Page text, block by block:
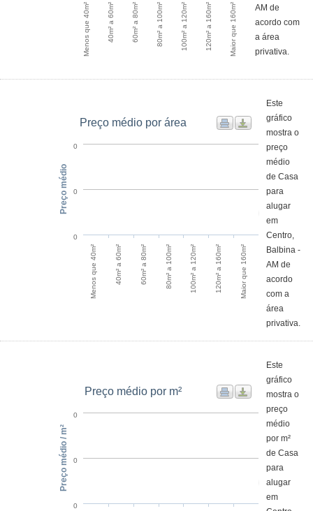
Menos que 40m² 40m² a 60m² 60m² a 80m² 80m² a 100m² 100m² a 120m² 120m² a 160m² Maior que 160m²
AM de
acordo com
a área
privativa.
Preço médio por área
Menos que 40m² 40m² a 60m² 60m² a 80m² 80m² a 100m² 100m² a 120m² 120m² a 160m² Maior que 160m²
0
0
0
Preço médio
Este
gráfico
mostra o
preço
médio
de Casa
para
alugar
em
Centro,
Balbina -
AM de
acordo
com a
área
privativa.
Preço médio por m²
0
0
0
Preço médio / m²
Este
gráfico
mostra o
preço
médio
por m²
de Casa
para
alugar
em